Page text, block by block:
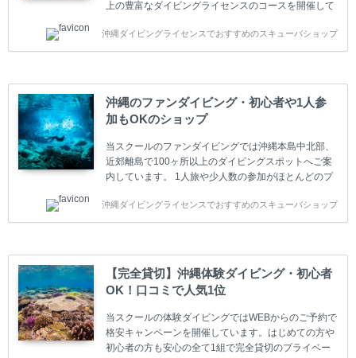
上の豊富なダイビングライセンスのコースを開催して
(TEC)のコースもご用意しています。 当スクールを受
講するお客様は一人参加などの少人数のご参加が最も
は年間を通じてキャンペーンを行っています。 ベーシ
ックダイバー(Cカード) 1日間+eラーニング 最安値キ
ャンペーン ￥22800(税込) ￥16800(税込) 器材 / 送
迎 / 保険 / 全て込み ダイビング...
沖縄ダイビングライセンスでおすすめのスキューバショップ
沖縄のファンダイビング・初心者や1人参
加もOKのショップ
当スクールのファンダイビングでは沖縄本島中北部、
近郊離島で100ヶ所以上のダイビングスポットへご案
内しています。 1人旅や少人数の参加がほとんどのプ
の方も安心して楽しめるようにリフレッシュダイビン
グコースもご用意しています。お1人様も初心者の方
ーター様はファンダイビングの全てのコース費が
10%OFF、フル器材レンタルが50%OFFになります。
沖縄本島周辺ビーチ・ファンダイビング ￥13800(税
込)【 2ビーチ 】 ウエイト / タンク / 送迎...
沖縄ダイビングライセンスでおすすめのスキューバショップ
【完全貸切】沖縄体験ダイビング・初心者
OK！口コミで人気1位
当スクールの体験ダイビングではWEBからのご予約で
格安キャンペーンを開催しています。はじめての方や
初心者の方も安心の全て1組で完全貸切のプライベー